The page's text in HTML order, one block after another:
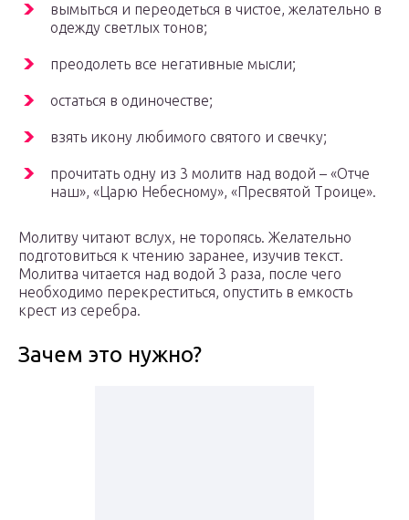
вымыться и переодеться в чистое, желательно в
одежду светлых тонов;
преодолеть все негативные мысли;
остаться в одиночестве;
взять икону любимого святого и свечку;
прочитать одну из 3 молитв над водой – «Отче
наш», «Царю Небесному», «Пресвятой Троице».
Молитву читают вслух, не торопясь. Желательно
подготовиться к чтению заранее, изучив текст.
Молитва читается над водой 3 раза, после чего
необходимо перекреститься, опустить в емкость
крест из серебра.
Зачем это нужно?